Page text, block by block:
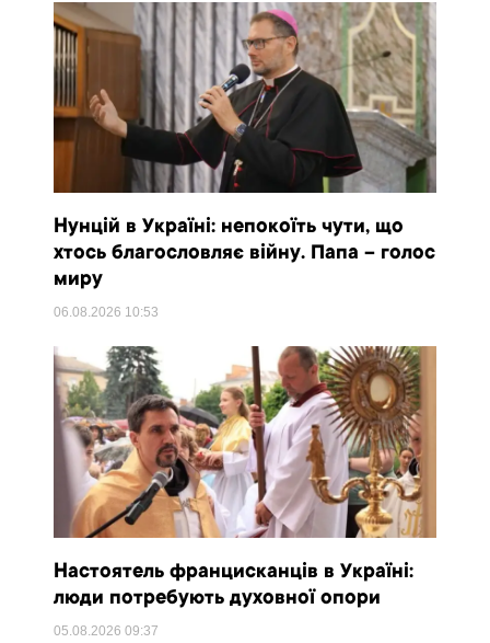
Нунцій в Україні: непокоїть чути, що
хтось благословляє війну. Папа – голос
миру
06.08.2026 10:53
Настоятель францисканців в Україні:
люди потребують духовної опори
05.08.202609:37